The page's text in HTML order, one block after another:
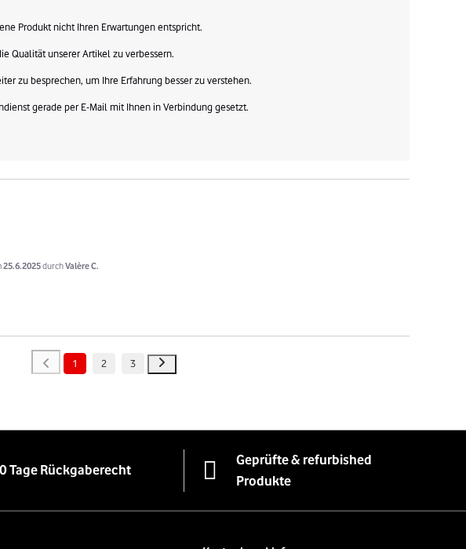
Produkt nicht Ihren Erwartungen entspricht.
Qualität unserer Artikel zu verbessern.
zu besprechen, um Ihre Erfahrung besser zu verstehen.
gerade per E-Mail mit Ihnen in Verbindung gesetzt.
25.6.2025durchValère C.
1 2 3
Tage Rückgaberecht
Geprüfte & refurbished
Produkte